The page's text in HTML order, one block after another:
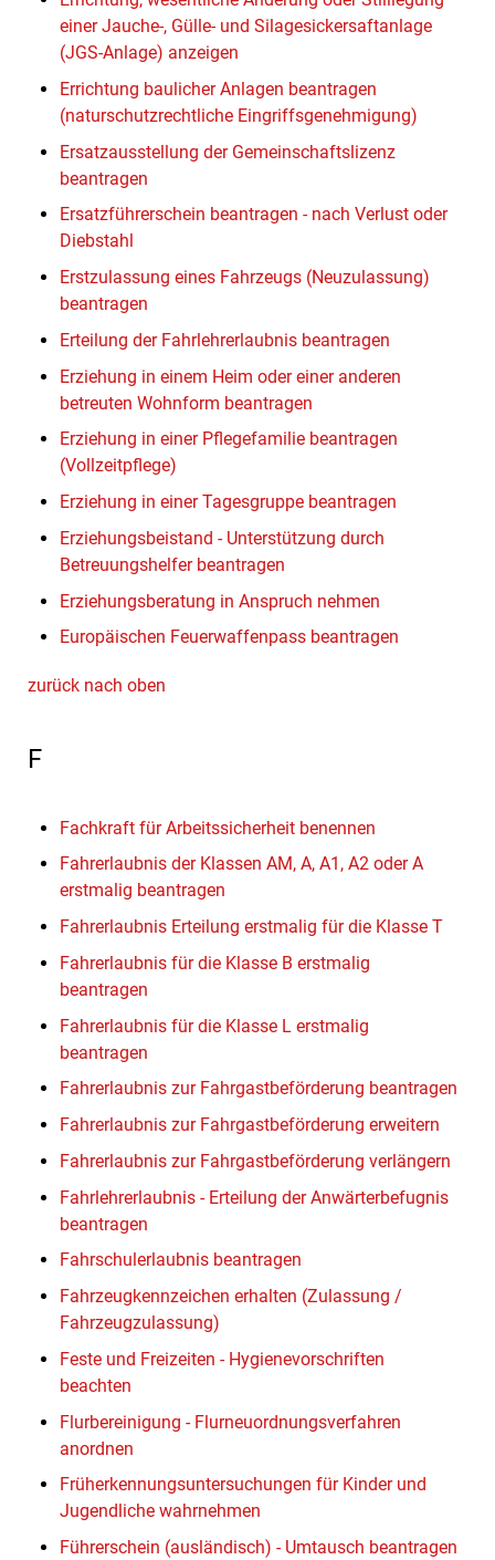
einer Jauche-, Gülle- und Silagesickersaftanlage
(JGS-Anlage) anzeigen
Errichtung baulicher Anlagen beantragen
(naturschutzrechtliche Eingriffsgenehmigung)
Ersatzausstellung der Gemeinschaftslizenz
beantragen
Ersatzführerschein beantragen - nach Verlust oder
Diebstahl
Erstzulassung eines Fahrzeugs (Neuzulassung)
beantragen
Erteilung der Fahrlehrerlaubnis beantragen
Erziehung in einem Heim oder einer anderen
betreuten Wohnform beantragen
Erziehung in einer Pflegefamilie beantragen
(Vollzeitpflege)
Erziehung in einer Tagesgruppe beantragen
Erziehungsbeistand - Unterstützung durch
Betreuungshelfer beantragen
Erziehungsberatung in Anspruch nehmen
Europäischen Feuerwaffenpass beantragen
zurück nach oben
F
Fachkraft für Arbeitssicherheit benennen
Fahrerlaubnis der Klassen AM, A, A1, A2 oder A
erstmalig beantragen
Fahrerlaubnis Erteilung erstmalig für die Klasse T
Fahrerlaubnis für die Klasse B erstmalig
beantragen
Fahrerlaubnis für die Klasse L erstmalig
beantragen
Fahrerlaubnis zur Fahrgastbeförderung beantragen
Fahrerlaubnis zur Fahrgastbeförderung erweitern
Fahrerlaubnis zur Fahrgastbeförderung verlängern
Fahrlehrerlaubnis - Erteilung der Anwärterbefugnis
beantragen
Fahrschulerlaubnis beantragen
Fahrzeugkennzeichen erhalten (Zulassung /
Fahrzeugzulassung)
Feste und Freizeiten - Hygienevorschriften
beachten
Flurbereinigung - Flurneuordnungsverfahren
anordnen
Früherkennungsuntersuchungen für Kinder und
Jugendliche wahrnehmen
Führerschein (ausländisch) - Umtausch beantragen